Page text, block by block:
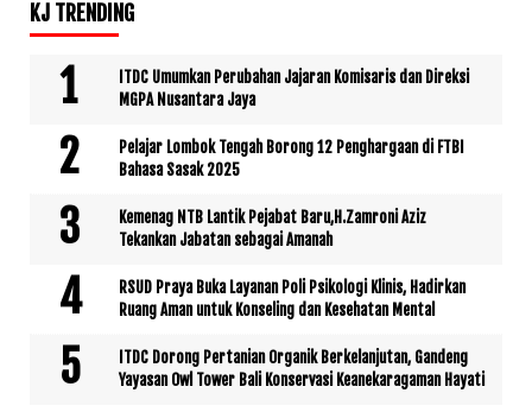
KJ TRENDING
ITDC Umumkan Perubahan Jajaran Komisaris dan Direksi
MGPA Nusantara Jaya
Pelajar Lombok Tengah Borong 12 Penghargaan di FTBI
Bahasa Sasak 2025
Kemenag NTB Lantik Pejabat Baru,H.Zamroni Aziz
Tekankan Jabatan sebagai Amanah
RSUD Praya Buka Layanan Poli Psikologi Klinis, Hadirkan
Ruang Aman untuk Konseling dan Kesehatan Mental
ITDC Dorong Pertanian Organik Berkelanjutan, Gandeng
Yayasan Owl Tower Bali Konservasi Keanekaragaman Hayati